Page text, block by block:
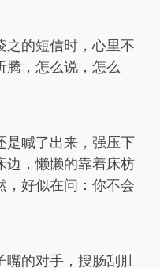
之的短信时，心里不
腾，怎么说，怎么
是喊了出来，强压下
边，懒懒的靠着床枋
，好似在问：你不会
嘴的对手，搜肠刮肚